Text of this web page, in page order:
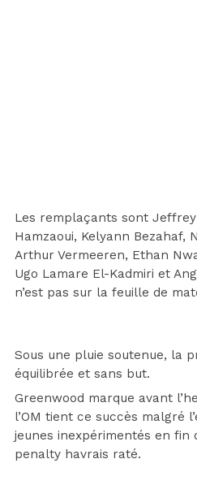
Les remplaçants sont
Hamzaoui, Kelyann Bezahaf,
Arthur Vermeeren, Ethan
Ugo Lamare El-Kadmiri et
n’est pas sur la feuille de
Sous une pluie soutenue, la
équilibrée et sans but.
Greenwood marque avant
l’OM tient ce succès malgré
jeunes inexpérimentés en fin
penalty havrais raté.